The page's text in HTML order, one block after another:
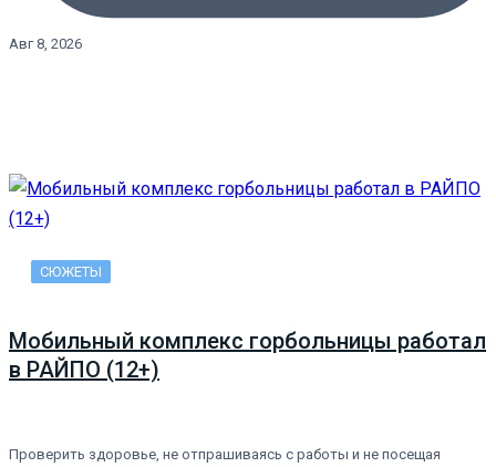
Авг 8, 2026
СЮЖЕТЫ
Мобильный комплекс горбольницы работал
в РАЙПО (12+)
Проверить здоровье, не отпрашиваясь с работы и не посещая